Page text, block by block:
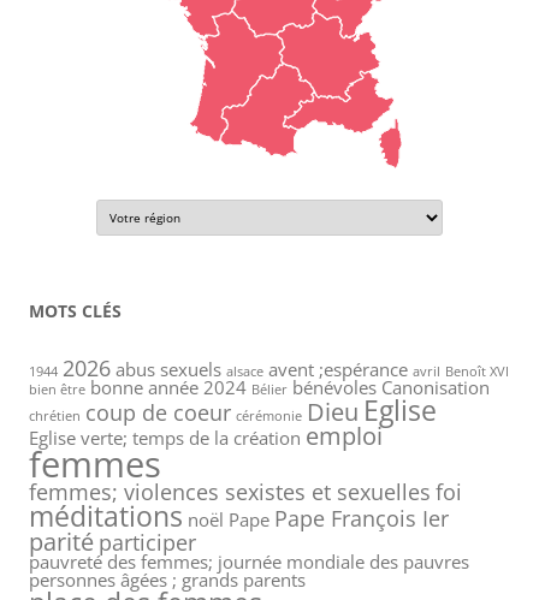
MOTS CLÉS
1944 2026 abus sexuels alsace avent ;espérance avril Benoît XVI
bien être bonne année 2024 Bélier bénévoles Canonisation
chrétien coup de coeur cérémonie Dieu Eglise
Eglise verte; temps de la création emploi
femmes
femmes; violences sexistes et sexuelles foi
méditations noël Pape Pape François Ier
parité participer
pauvreté des femmes; journée mondiale des pauvres
personnes âgées ; grands parents